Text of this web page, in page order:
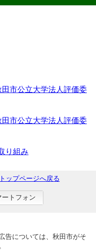
市公立大学法人評価委
市公立大学法人評価委
り組み
トップページへ戻る
ートフォン
告については、秋田市がそ